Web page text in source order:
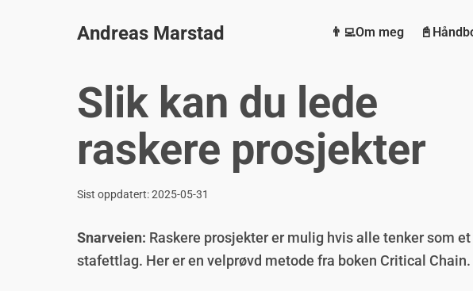
Andreas Marstad 👨‍💻Om meg
Slik kan du lede
raskere prosjekter
Sist oppdatert:2025-05-31
Snarveien: Raskere prosjekter er mulig hvis alle tenker som et
stafettlag. Her er en velprøvd metode fra boken Critical Chain.